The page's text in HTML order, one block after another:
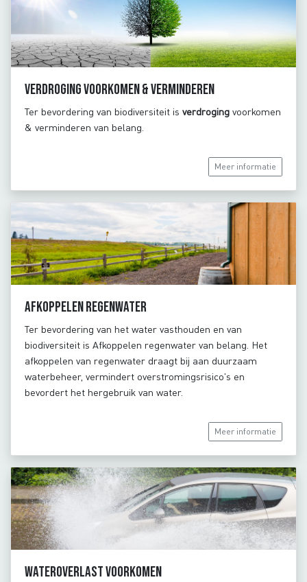
Verdroging voorkomen & verminderen
Ter bevordering van biodiversiteit is verdroging voorkomen
& verminderen van belang.
Meer informatie
Afkoppelen regenwater
Ter bevordering van het water vasthouden en van
biodiversiteit is Afkoppelen regenwater van belang. Het
afkoppelen van regenwater draagt bij aan duurzaam
waterbeheer, vermindert overstromingsrisico's en
bevordert het hergebruik van water.
Meer informatie
Wateroverlast voorkomen